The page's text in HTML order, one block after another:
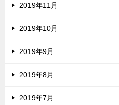
2019年11月
2019年10月
2019年9月
2019年8月
2019年7月